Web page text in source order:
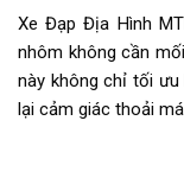
Tăng tốc trước
đĩa)
Tăng tốc sau (Gạt
Xe Đạp Địa Hình
nhôm không cần
này không chỉ tối
lại cảm giác thoải